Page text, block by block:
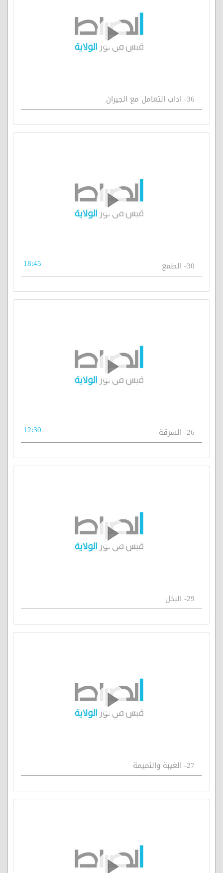
36- اداب التعامل مع الجيران
30- الطمع 18:45
26- السرقة 12:30
29- البخل
27- الغيبة والنميمة